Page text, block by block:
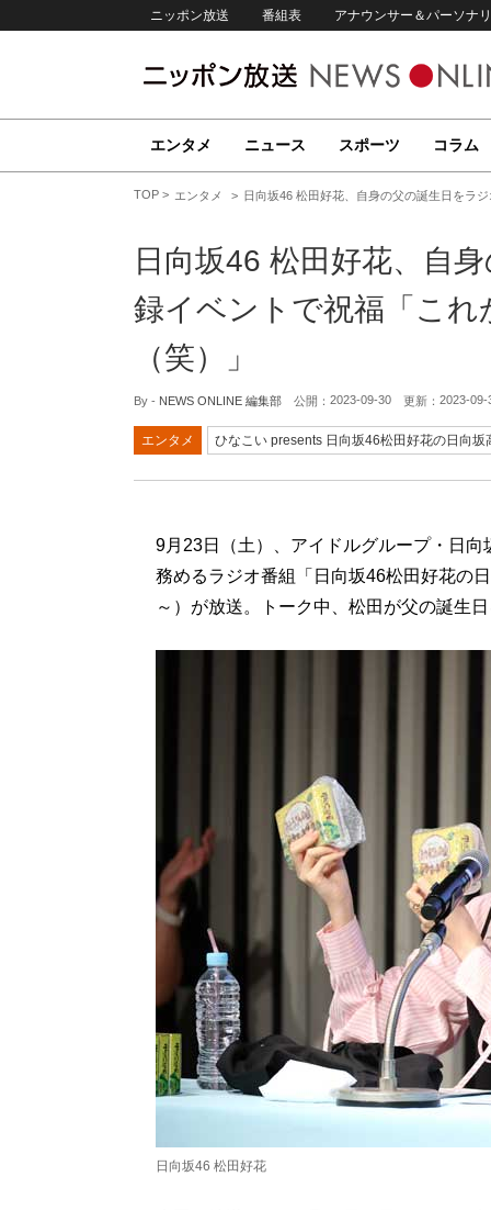
ニッポン放送 番組表 アナウンサー＆パーソナ
エンタメ ニュース スポーツ コラム
TOP エンタメ 日向坂46 松田好花、自身の父の誕生日をラ
日向坂46 松田好花、自
録イベントで祝福「こ
（笑）」
By - NEWS ONLINE 編集部 公開： 2023-09-30 更新： 2023-09-
エンタメ ひなこい presents 日向坂46松田好花の日向坂
9月23日（土）、アイドルグループ・日
務めるラジオ番組「日向坂46松田好花の
～）が放送。トーク中、松田が父の誕生
日向坂46 松田好花